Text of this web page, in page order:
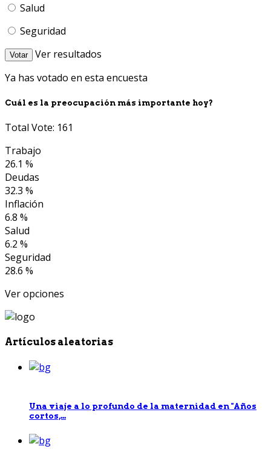
Salud
Seguridad
Votar
Ver resultados
Ya has votado en esta encuesta
Cuál es la preocupación más importante hoy?
Total Vote: 161
Trabajo
26.1 %
Deudas
32.3 %
Inflación
6.8 %
Salud
6.2 %
Seguridad
28.6 %
Ver opciones
Artículos aleatorias
Una viaje a lo profundo de la maternidad en "Años
cortos,...